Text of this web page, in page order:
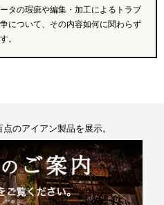
タの瑕疵や編集・加工によるトラブ
について、その内容如何に関わらず
。
のアイアン製品を展示。